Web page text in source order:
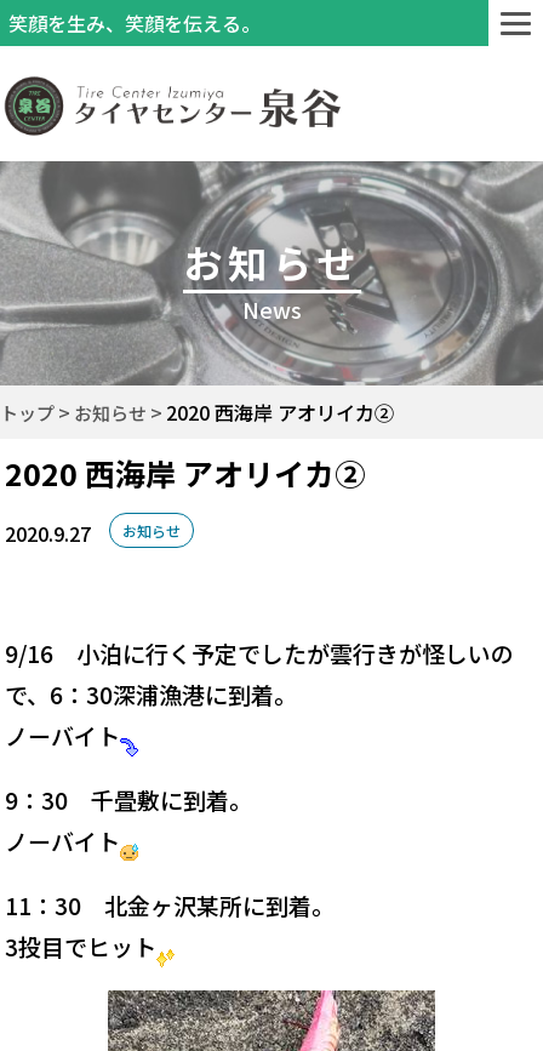
笑顔を生み、笑顔を伝える。
お知らせ
News
トップ お知らせ 2020 西海岸 アオリイカ②
2020 西海岸 アオリイカ②
2020.9.27 お知らせ
9/16 小泊に行く予定でしたが雲行きが怪しいの
で、6：30深浦漁港に到着。
ノーバイト
9：30 千畳敷に到着。
ノーバイト
11：30 北金ヶ沢某所に到着。
3投目でヒット